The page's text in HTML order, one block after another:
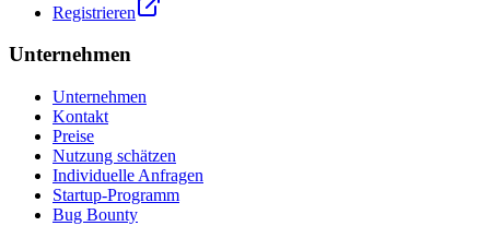
Registrieren
Unternehmen
Unternehmen
Kontakt
Preise
Nutzung schätzen
Individuelle Anfragen
Startup-Programm
Bug Bounty